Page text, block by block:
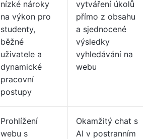
nízké nároky
na výkon pro
studenty,
běžné
uživatele a
dynamické
pracovní
postupy
vytváření úkolů
přímo z obsahu
a sjednocené
výsledky
vyhledávání na
webu
Prohlížení
webu s
Okamžitý chat s
AI v postranním